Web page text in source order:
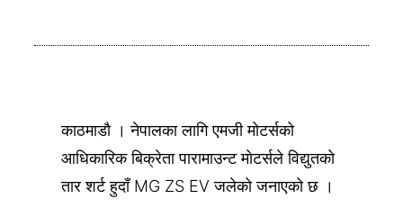
काठमाडौ । नेपालका लागि एमजी मोटर्सको
आधिकारिक बिक्रेता पारामाउन्ट मोटर्सले विद्युतको
तार शर्ट हुदाँ MG ZS EV जलेको जनाएको छ ।